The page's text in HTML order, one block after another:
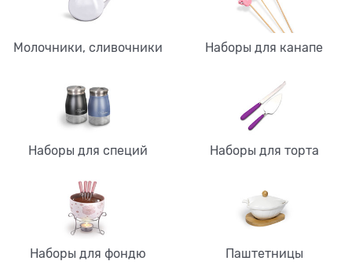
Молочники, сливочники Наборы для канапе
Наборы для специй Наборы для торта
Наборы для фондю Паштетницы